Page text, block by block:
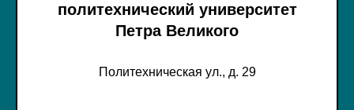
политехнический университет
Петра Великого
Политехническая ул., д. 29